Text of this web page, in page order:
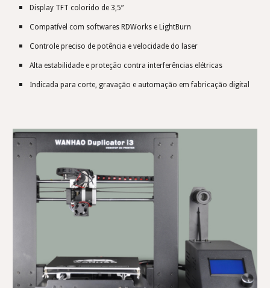
Display TFT colorido de 3,5”
Compatível com softwares RDWorks e LightBurn
Controle preciso de potência e velocidade do laser
Alta estabilidade e proteção contra interferências elétricas
Indicada para corte, gravação e automação em fabricação digital